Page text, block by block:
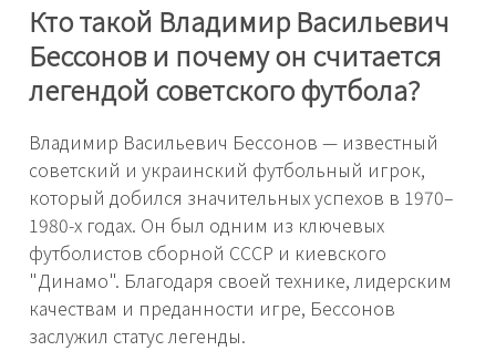
Кто такой Владимир Васильевич
Бессонов и почему он считается
легендой советского футбола?
Владимир Васильевич Бессонов — известный
советский и украинский футбольный игрок,
который добился значительных успехов в 1970–
1980-х годах. Он был одним из ключевых
футболистов сборной СССР и киевского
"Динамо". Благодаря своей технике, лидерским
качествам и преданности игре, Бессонов
заслужил статус легенды.